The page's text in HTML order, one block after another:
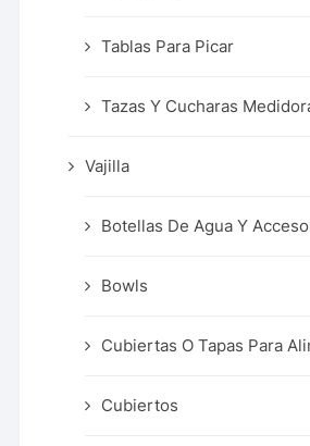
Tablas Para Picar
Tazas Y Cucharas
Vajilla
Botellas De Agua Y
Bowls
Cubiertas O Tapas Para
Cubiertos